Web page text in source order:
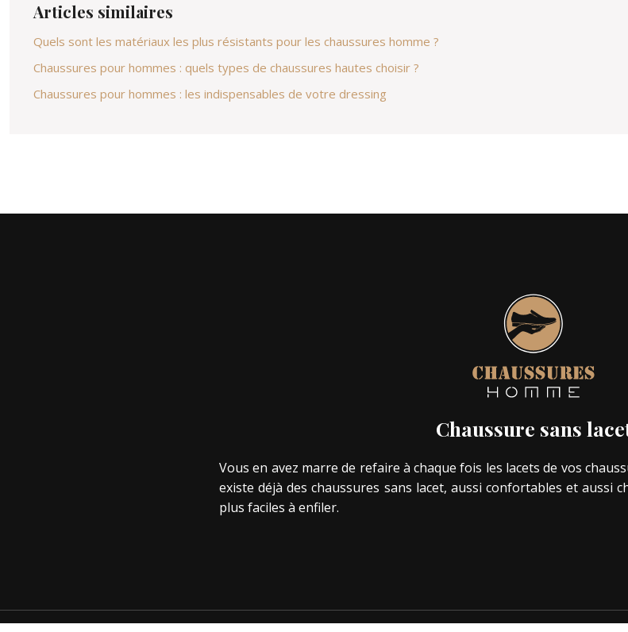
Articles similaires
Quels sont les matériaux les plus résistants pour les chaussures homme ?
Chaussures pour hommes : quels types de chaussures hautes choisir ?
Chaussures pour hommes : les indispensables de votre dressing
Chaussure sans
Vous en avez marre de refaire à chaque fois les lacets de vos
existe déjà des chaussures sans lacet, aussi confortables et aussi
plus faciles à enfiler.